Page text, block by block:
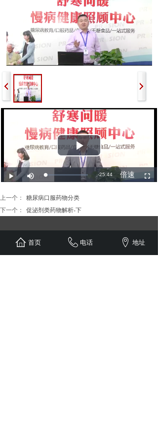
上一个：
糖尿病口服药物分类
下一个：
促泌剂类药物解析-下
德州博诚制药有限公司
首页 电话 地址